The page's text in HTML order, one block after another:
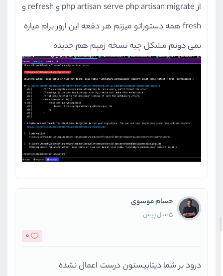
از php artisan serve php artisan migrate و refresh و
fresh همه دستوراتو میزنم هر دفعه این ارور برام میاره
نمی دونم مشکل چیه نسخه زمپم هم جدیده
حسام موسوی
5 سال پیش
0
درود بر شما دیتابیستون درست اعمال نشده